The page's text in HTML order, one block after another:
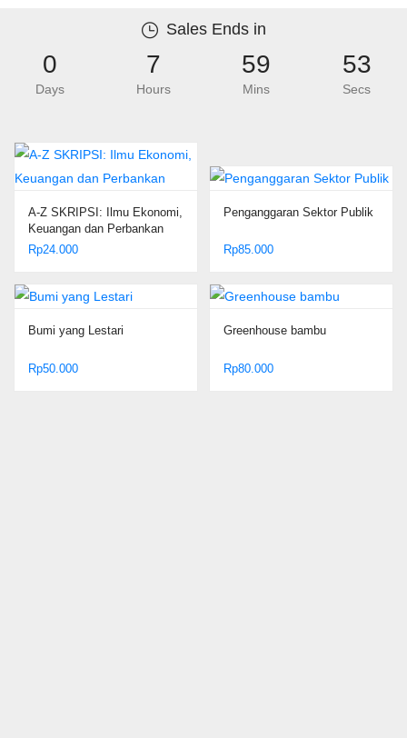
Sales Ends in
0
Days
7
Hours
59
Mins
52
Secs
A-Z SKRIPSI: Ilmu Ekonomi,
Keuangan dan Perbankan
Rp24.000
Penganggaran Sektor Publik
Rp85.000
Bumi yang Lestari
Rp50.000
Greenhouse bambu
Rp80.000